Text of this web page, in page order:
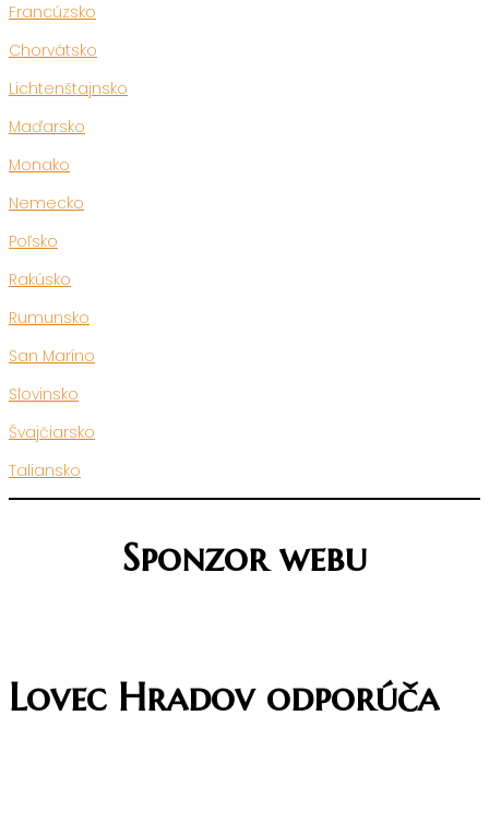
Francúzsko
Chorvátsko
Lichtenštajnsko
Maďarsko
Monako
Nemecko
Poľsko
Rakúsko
Rumunsko
San Maríno
Slovinsko
Švajčiarsko
Taliansko
Sponzor webu
Lovec Hradov odporúča